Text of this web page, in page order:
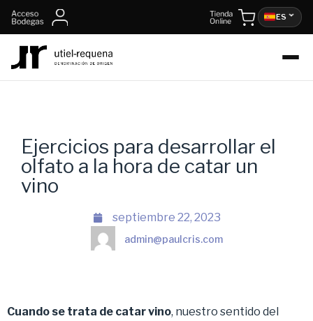
ES
Ejercicios para desarrollar el
olfato a la hora de catar un
vino
septiembre 22, 2023
admin@paulcris.com
Cuando se trata de catar vino, nuestro sentido del